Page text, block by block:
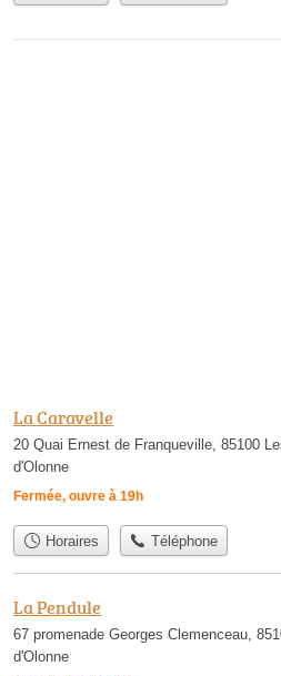
La Caravelle
20 Quai Ernest de Franqueville, 85100
d'Olonne
Fermée, ouvre à 19h
Horaires Téléphone
La Pendule
67 promenade Georges Clemenceau,
d'Olonne